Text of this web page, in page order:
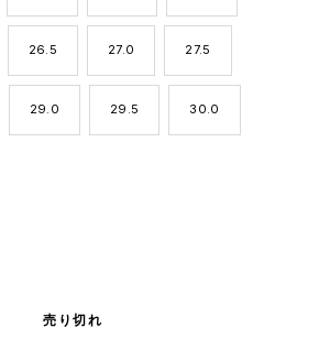
26.5 27.0 27.5
29.0 29.5 30.0
売り切れ